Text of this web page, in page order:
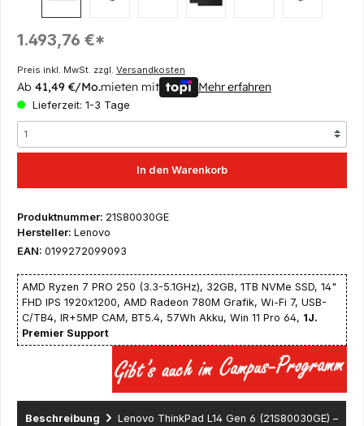
Regulärer Preis:
1.493,76 €*
Preis inkl. MwSt. zzgl. Versandkosten
Ab 41,49 €/Mo.mieten mit Mehr erfahren
Lieferzeit: 1-3 Tage
In den Warenkorb
Produktnummer: 21S80030GE
Hersteller: Lenovo
EAN: 0199272099093
AMD Ryzen 7 PRO 250 (3.3-5.1GHz), 32GB, 1TB NVMe SSD, 14"
FHD IPS 1920x1200, AMD Radeon 780M Grafik, Wi-Fi 7, USB-
C/TB4, IR+5MP CAM, BT5.4, 57Wh Akku, Win 11 Pro 64, 1J.
Premier Support
Beschreibung
Lenovo ThinkPad L14 Gen 6 (21S80030GE) –